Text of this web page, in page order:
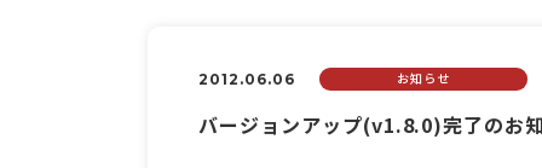
2012.06.06 お知らせ
バージョンアップ(v1.8.0)完了のお